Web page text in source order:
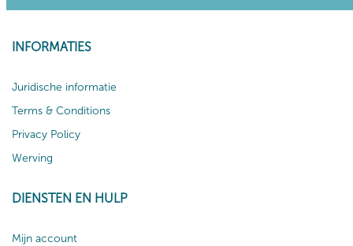
INFORMATIES
Juridische informatie
Terms & Conditions
Privacy Policy
Werving
DIENSTEN EN HULP
Mijn account